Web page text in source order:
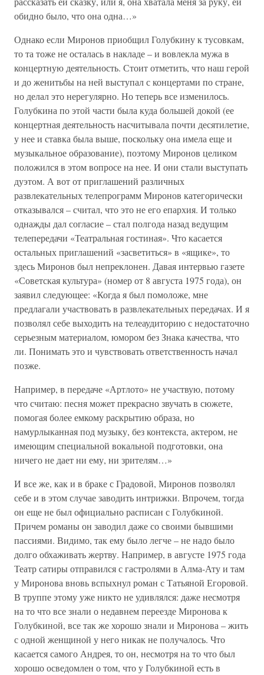
обидно было, что она одна…»
Однако если Миронов приобщил Голубкину к тусовкам,
то та тоже не осталась в накладе – и вовлекла мужа в
концертную деятельность. Стоит отметить, что наш герой
и до женитьбы на ней выступал с концертами по стране,
но делал это нерегулярно. Но теперь все изменилось.
Голубкина по этой части была куда большей докой (ее
концертная деятельность насчитывала почти десятилетие,
у нее и ставка была выше, поскольку она имела еще и
музыкальное образование), поэтому Миронов целиком
положился в этом вопросе на нее. И они стали выступать
дуэтом. А вот от приглашений различных
развлекательных телепрограмм Миронов категорически
отказывался – считал, что это не его епархия. И только
однажды дал согласие – стал полгода назад ведущим
телепередачи «Театральная гостиная». Что касается
остальных приглашений «засветиться» в «ящике», то
здесь Миронов был непреклонен. Давая интервью газете
«Советская культура» (номер от 8 августа 1975 года), он
заявил следующее: «Когда я был помоложе, мне
предлагали участвовать в развлекательных передачах. И я
позволял себе выходить на телеаудиторию с недостаточно
серьезным материалом, юмором без Знака качества, что
ли. Понимать это и чувствовать ответственность начал
позже.
Например, в передаче «Артлото» не участвую, потому
что считаю: песня может прекрасно звучать в сюжете,
помогая более емкому раскрытию образа, но
намурлыканная под музыку, без контекста, актером, не
имеющим специальной вокальной подготовки, она
ничего не дает ни ему, ни зрителям…»
И все же, как и в браке с Градовой, Миронов позволял
себе и в этом случае заводить интрижки. Впрочем, тогда
он еще не был официально расписан с Голубкиной.
Причем романы он заводил даже со своими бывшими
пассиями. Видимо, так ему было легче – не надо было
долго обхаживать жертву. Например, в августе 1975 года
Театр сатиры отправился с гастролями в Алма-Ату и там
у Миронова вновь вспыхнул роман с Татьяной Егоровой.
В труппе этому уже никто не удивлялся: даже несмотря
на то что все знали о недавнем переезде Миронова к
Голубкиной, все так же хорошо знали и Миронова – жить
с одной женщиной у него никак не получалось. Что
касается самого Андрея, то он, несмотря на то что был
хорошо осведомлен о том, что у Голубкиной есть в